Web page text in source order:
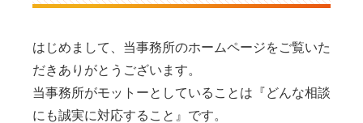
はじめまして、当事務所のホームページをご覧いた
だきありがとうございます。
当事務所がモットーとしていることは『どんな相談
にも誠実に対応すること』です。